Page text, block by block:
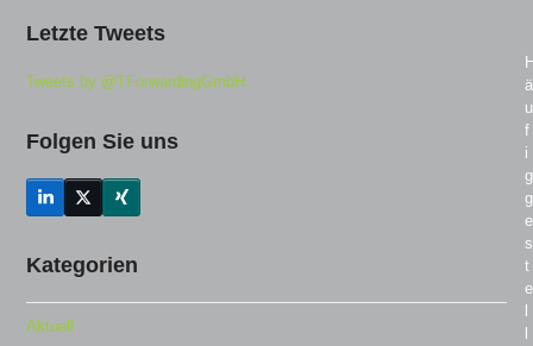
Letzte Tweets
Tweets by @TForwardingGmbH
Folgen Sie uns
LinkedInTwitter
(deprecated)
Xing
Kategorien
Aktuell
ä
u
f
i
g
g
e
s
t
e